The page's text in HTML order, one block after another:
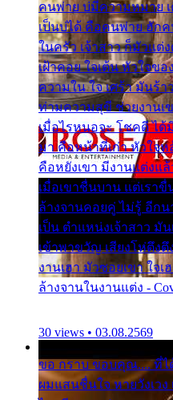
คนพ่าย บ่มีความหมาย เ
เป็นบ่ได้ คือคนพ่าย ฮัก
ในครัว เจ้าสาว ก็มัวแต่ง
เฝ้าคอย ใจเต้น หัวใจข
ความใน ใจ เศร้า มันร้
ท่ามความสุขี ช่วยงานเ
เมื่อไรหนอจะ โชคดี ไ
มา คือหน้าที่เก่า หัวใจ
คือหยังเขา มีงานแต่งแ
เมื่อเขาชื่นบาน แต่เรา
ล้างจานคอยคู่ ไม่รู้ อีกน
เป็น ตำแหน่งเจ้าสาว มั
เข้าพาขวัญ เสียงโห่ตึง
งานเฮา มัวซอยเขา ใจ
ล้างจานในงานแต่ง -
30 views • 03.08.2569
ขอ กราบ ขอบคุณ.... ที่ไ
ผมแสนชื่นใจ หายวังเวง